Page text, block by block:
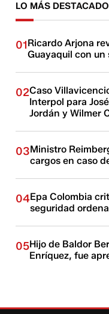
LO MÁS
01Ricardo Arjona
Guayaquil con
02Caso
Interpol para
Jordán y Wilmer
03Ministro
cargos en caso
04Epa Colombia
seguridad
05Hijo de Baldor
Enríquez, fue